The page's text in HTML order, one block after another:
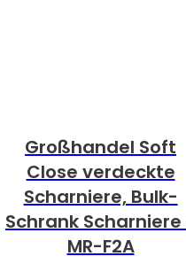
Großhandel Soft
Close verdeckte
Scharniere, Bulk-
Schrank
MR-F2A